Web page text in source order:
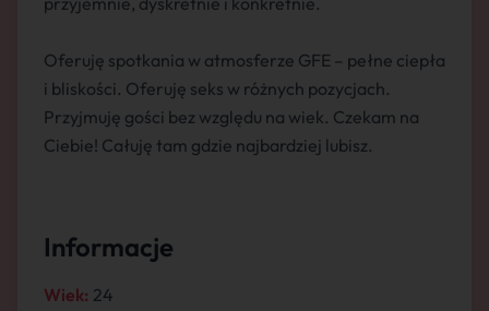
Oferuję spotkania w atmosferze GFE – pełne ciepła
i bliskości. Oferuję seks w różnych pozycjach.
Przyjmuję gości bez względu na wiek. Czekam na
Ciebie! Całuję tam gdzie najbardziej lubisz.
Informacje
Wiek: 24